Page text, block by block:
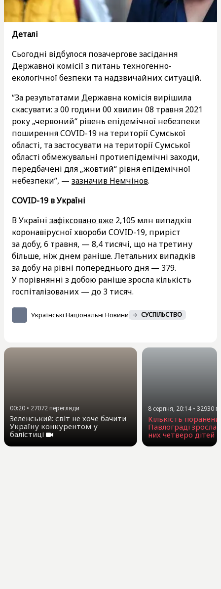
Деталі
Сьогодні відбулося позачергове засідання
Державної комісії з питань техногенно-
екологічної безпеки та надзвичайних ситуацій.
“За результатами Державна комісія вирішила
скасувати: з 00 години 00 хвилин 08 травня 2021
року „червоний“ рівень епідемічної небезпеки
поширення COVID-19 на території Сумської
області, та застосувати на території Сумської
області обмежувальні протиепідемічні заходи,
передбачені для „жовтий“ рівня епідемічної
небезпеки”, — зазначив Немчінов.
COVID-19 в Україні
В Україні зафіксовано вже 2,105 млн випадків
коронавірусної хвороби COVID-19, приріст
за добу, 6 травня, — 8,4 тисячі, що на третину
більше, ніж днем раніше. Летальних випадків
за добу на рівні попереднього дня — 379.
У порівнянні з добою раніше зросла кількість
госпіталізованих — до 3 тисяч.
Українські Національні Новини СУСПІЛЬСТВО
00:20 • 27072 перегляди
Зеленський: світ не хоче бачити
Україну конкурентом у
балістиці
8 серпня, 20:14 • 32930
Кількість
Павлограді зросла
них четверо дітей